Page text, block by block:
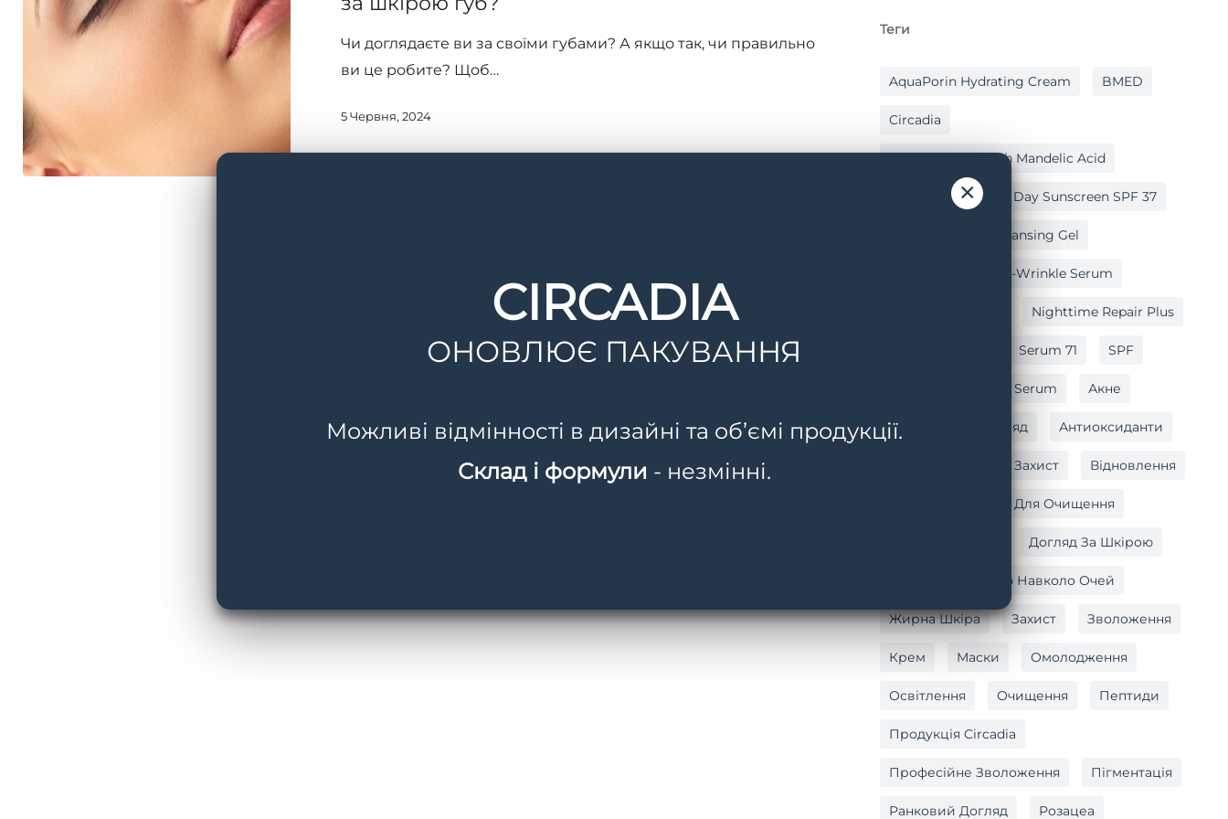
шкіроюЧи доглядаєте ви за своїми губами? А якщо так, чи правильно
ви це робите? Щоб…
5 Червня, 2024
Теги
AquaPorin Hydrating Cream BMED
Circadia
Cleansing Gel With Mandelic Acid
Light Day Sunscreen SPF 37
Lipid Replacing Cleansing Gel
Myo-Cyte Plus Anti-Wrinkle Serum
Nighttime Repair Plus
Serum 71 SPF
Vitamin C Reversal Serum Акне
Антивіковий Догляд Антиоксиданти
Антиоксидантний Захист Відновлення
Гель Для Очищення
Догляд За Шкірою
Догляд За Шкірою Навколо Очей
Жирна Шкіра Захист Зволоження
Крем Маски Омолодження
Освітлення Очищення Пептиди
Продукція Circadia
Професійне Зволоження Пігментація
Ранковий Догляд Розацеа
×
CIRCADIA
ОНОВЛЮЄ ПАКУВАННЯ
Можливі відмінності в дизайні та об’ємі продукції.
Склад і формули - незмінні.